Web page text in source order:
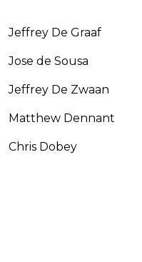
Jeffrey De Graaf
Jose de Sousa
Jeffrey De Zwaan
Matthew Dennant
Chris Dobey